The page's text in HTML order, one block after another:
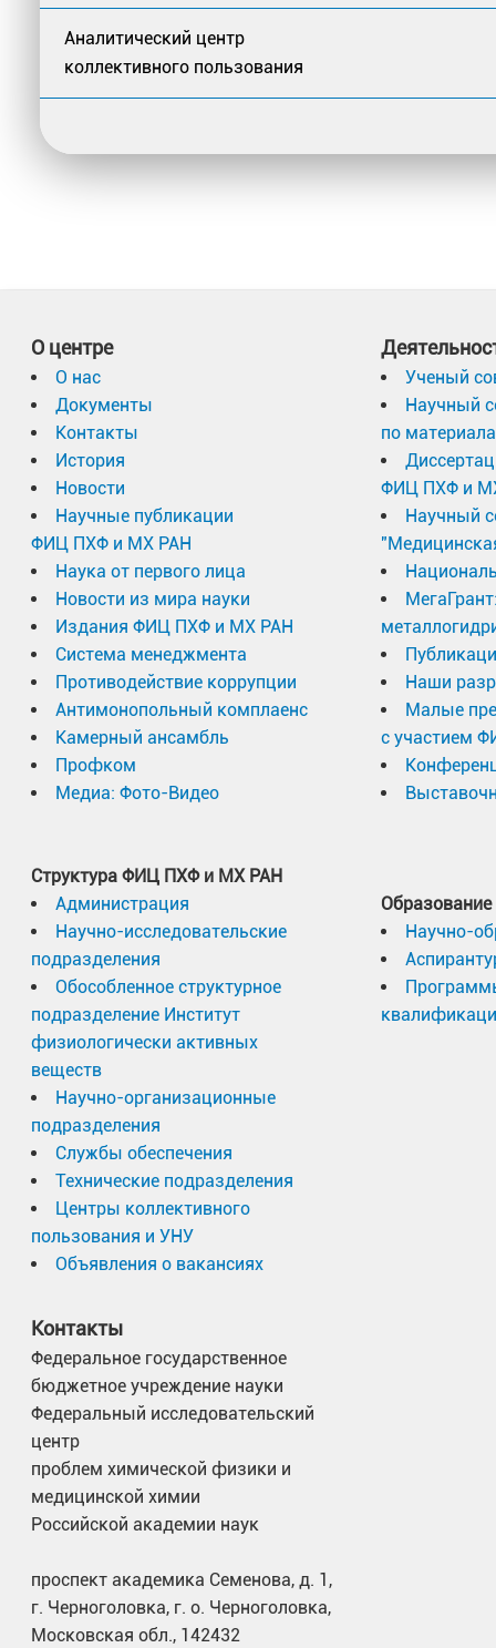
Аналитический центр
коллективного пользования
О центре
О нас
Документы
Контакты
История
Новости
Научные публикации
ФИЦ ПХФ и МХ РАН
Наука от первого лица
Новости из мира науки
Издания ФИЦ ПХФ и МХ РАН
Система менеджмента
Противодействие коррупции
Антимонопольный комплаенс
Камерный ансамбль
Профком
Медиа: Фото-Видео
Структура ФИЦ ПХФ и МХ РАН
Администрация
Научно-исследовательские
подразделения
Обособленное структурное
подразделение Институт
физиологически активных
веществ
Научно-организационные
подразделения
Службы обеспечения
Технические подразделения
Центры коллективного
пользования и УНУ
Объявления о вакансиях
Ученый
Научный
по
ФИЦ ПХФ и
Научный
Наши
Малые
с участием
Образование
Научно-
Контакты
Федеральное государственное
бюджетное учреждение науки
Федеральный исследовательский
центр
проблем химической физики и
медицинской химии
Российской академии наук
проспект академика Семенова, д. 1,
г. Черноголовка, г. о. Черноголовка,
Московская обл., 142432